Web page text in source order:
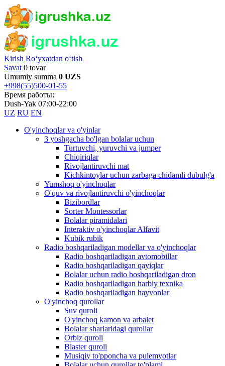
Kirish Ro‘yxatdan o‘tish
Savat 0 tovar
Umumiy summa 0 UZS
+998(55)500-01-55
Время работы:
Dush-Yak 07:00-22:00
UZ RU EN
O'yinchoqlar va o'yinlar
3 yoshgacha bo'lgan bolalar uchun
Turtuvchi, yuruvchi va jumper
Chiqiriqlar
Rivojlantiruvchi mat
Kichkintoylar uchun zarbaga chidamli dubulg'a
Yumshoq o'yinchoqlar
O'quv va rivojlantiruvchi o'yinchoqlar
Bizibordlar
Sorter Montessorlar
Bolalar piramidalari
Interaktiv o'yinchoqlar Alfavit
Kubik rubik
Radio boshqariladigan modellar va o'yinchoqlar
Radio boshqariladigan avtomobillar
Radio boshqariladigan qayiqlar
Bolalar uchun radio boshqariladigan dron
Radio boshqariladigan harbiy texnika
Radio boshqariladigan hayvonlar
O'yinchoq qurollar
Suv quroli
O'yinchoq kamon va arbalet
Bolalar sharlaridagi qurollar
Orbiz quroli
Blaster quroli
Musiqiy to'pponcha va pulemyotlar